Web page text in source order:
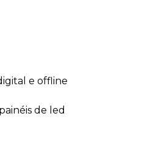
digital e offline
painéis de led